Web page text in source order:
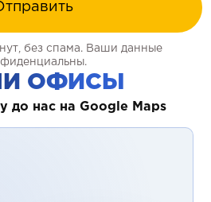
без спама. Ваши данные
ОФИСЫ
до нас на Google Maps